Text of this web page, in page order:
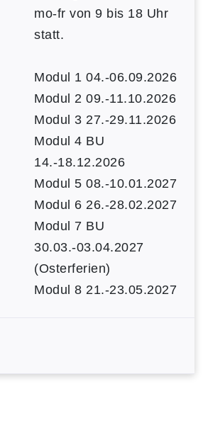
mo-fr von 9 bis 18 Uhr
statt.
Modul 1 04.-06.09.2026
Modul 2 09.-11.10.2026
Modul 3 27.-29.11.2026
Modul 4 BU
14.-18.12.2026
Modul 5 08.-10.01.2027
Modul 6 26.-28.02.2027
Modul 7 BU
30.03.-03.04.2027
(Osterferien)
Modul 8 21.-23.05.2027